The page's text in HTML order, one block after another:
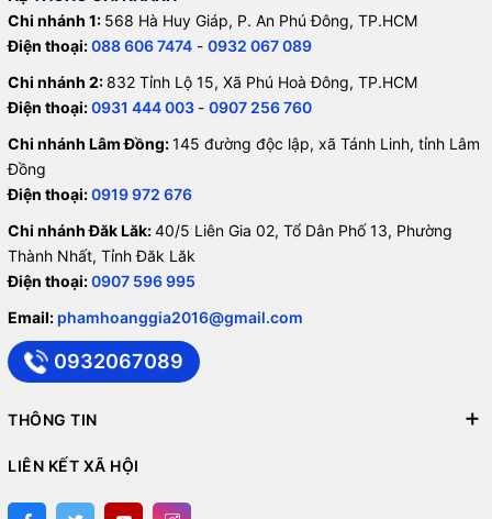
Chi nhánh 1: 568 Hà Huy Giáp, P. An Phú Đông, TP.HCM
Điện thoại:088 606 7474 - 0932 067 089
Chi nhánh 2: 832 Tỉnh Lộ 15, Xã Phú Hoà Đông, TP.HCM
Điện thoại:0931 444 003 - 0907 256 760
Chi nhánh Lâm Đồng:145 đường độc lập, xã Tánh Linh, tỉnh Lâm
Đồng
Điện thoại:0919 972 676
Chi nhánh Đăk Lăk:40/5 Liên Gia 02, Tổ Dân Phố 13, Phường
Thành Nhất, Tỉnh Đăk Lăk
Điện thoại:0907 596 995
Email: phamhoanggia2016@gmail.com
0932067089
THÔNG TIN
LIÊN KẾT XÃ HỘI